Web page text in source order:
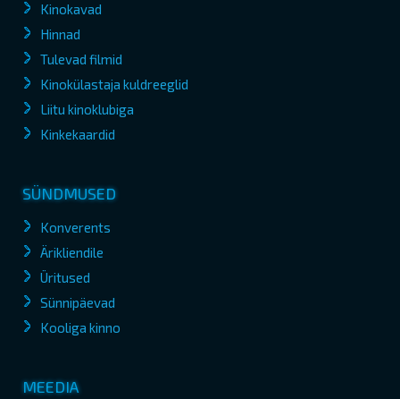
Kinokavad
Hinnad
Tulevad filmid
Kinokülastaja kuldreeglid
Liitu kinoklubiga
Kinkekaardid
SÜNDMUSED
Konverents
Ärikliendile
Üritused
Sünnipäevad
Kooliga kinno
MEEDIA